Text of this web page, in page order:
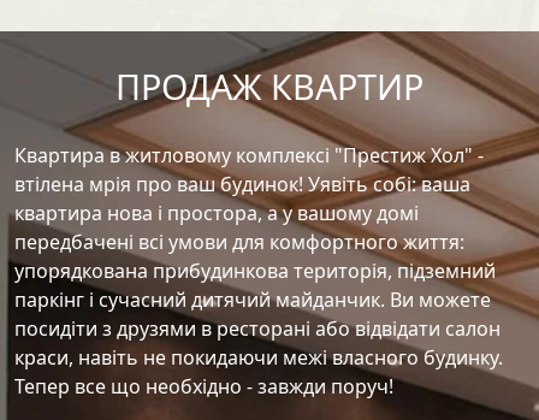
ПРОДАЖ КВАРТИР
Квартира в житловому комплексі "Престиж Хол" -
втілена мрія про ваш будинок! Уявіть собі: ваша
квартира нова і простора, а у вашому домі
передбачені всі умови для комфортного життя:
упорядкована прибудинкова територія, підземний
паркінг і сучасний дитячий майданчик. Ви можете
посидіти з друзями в ресторані або відвідати салон
краси, навіть не покидаючи межі власного будинку.
Тепер все що необхідно - завжди поруч!